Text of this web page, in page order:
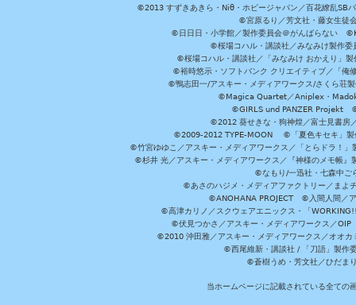
©2013 すずきあきら・Niθ・ホビージャパン／百花繚乱
©宮原るり／芳文社・藤女生徒
©日日日・小学館／製作委員会＠がんばらない
©桜場コハル・講談社／みなみけ製作
©桜場コハル・講談社／「みなみけ おかえり」
©裕時悠示・ソフトバンク クリエイティブ／「
©鴨志田一/アスキー・メディアワークス/さく
©Magica Quartet／Aniplex・
©GIRLS und PANZER Projekt ©
©2012 葵せきな・狗神煌／富士見書
©2009-2012 TYPE-MOON ©「夏色キセキ」製
©竹宮ゆゆこ／アスキー・メディアワークス／「とらドラ！
©杉井 光／アスキー・メディアワークス／『神様のメモ帳
©なもり/一迅社・七森中
©あさのハジメ・メディアファクトリー／ま
©ANOHANA PROJECT ©入間人間／ア
©高津カリノ／スクウェアエニックス・「
©伏見つかさ／アスキー・メディアワークス／
©2010 沖田雅／アスキー・メディアワークス／オオ
©西尾維新・講談社 / 「刀語」製作
©蒼樹うめ・芳文社／ひだま
当ホームページに記載されている全ての